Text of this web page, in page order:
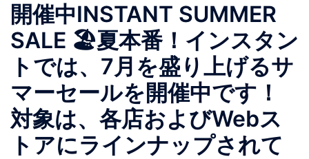
開催中INSTANT SUMMER
SALE 🏖️夏本番！インスタン
トでは、7月を盛り上げるサ
マーセールを開催中です！
対象は、各店およびWebス
トアにラインナップされて